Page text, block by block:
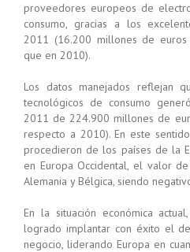
proveedores europeos de
consumo, gracias a los
2011 (16.200 millones de euros
que en 2010).
Los datos manejados reflejan
tecnológicos de consumo
2011 de 224.900 millones de
respecto a 2010). En este
procedieron de los países de la
en Europa Occidental, el valor
Alemania y Bélgica, siendo
En la situación económica actual,
logrado implantar con éxito el
negocio, liderando Europa en